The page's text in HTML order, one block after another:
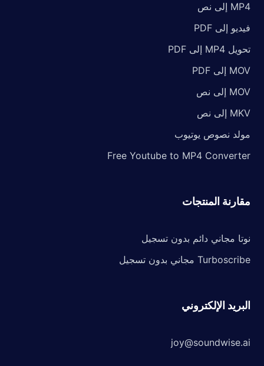
MP4 إلى نص
فيديو إلى PDF
تحويل MP4 إلى PDF
MOV إلى PDF
MOV إلى نص
MKV إلى نص
مولد نصوص يوتيوب
Free Youtube to MP4 Converter
مقارنة المنتجات
نوتا مجاني دائم بدون تسجيل
Turboscribe مجاني بدون تسجيل
البريد الإلكتروني
joy@soundwise.ai